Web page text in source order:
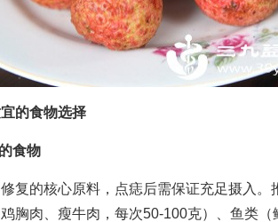
的食物选择
食物
的核心原料，点痣后需保证充足摄入。
胸肉、瘦牛肉，每次50-100克）、鱼类